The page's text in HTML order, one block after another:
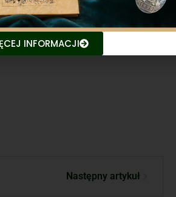
Następny artykuł
INFORMACJI